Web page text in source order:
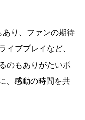
り、ファンの期待
イブプレイなど、
のもありがたいポ
、感動の時間を共